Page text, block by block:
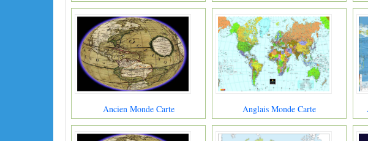
Ancien Monde Carte Anglais Monde Carte